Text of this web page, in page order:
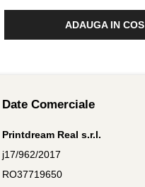
ADAUGA IN COS
Date Comerciale
Printdream Real s.r.l.
j17/962/2017
RO37719650